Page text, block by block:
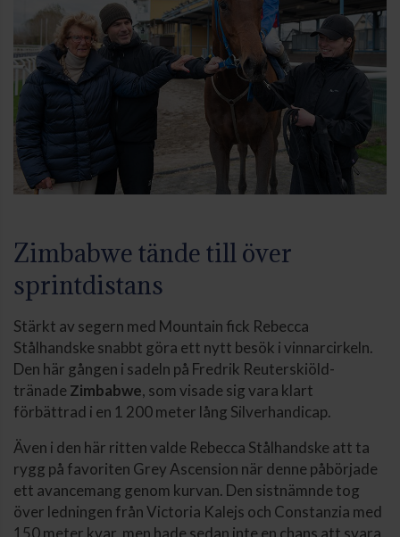
Zimbabwe tände till över
sprintdistans
Stärkt av segern med Mountain fick Rebecca
Stålhandske snabbt göra ett nytt besök i vinnarcirkeln.
Den här gången i sadeln på Fredrik Reuterskiöld-
tränade Zimbabwe, som visade sig vara klart
förbättrad i en 1 200 meter lång Silverhandicap.
Även i den här ritten valde Rebecca Stålhandske att ta
rygg på favoriten Grey Ascension när denne påbörjade
ett avancemang genom kurvan. Den sistnämnde tog
över ledningen från Victoria Kalejs och Constanzia med
150 meter kvar, men hade sedan inte en chans att svara